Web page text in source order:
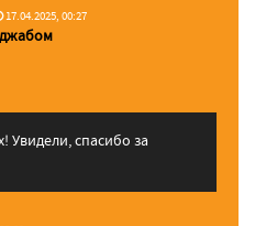
17.04.2025, 00:27
Увидели, спасибо за